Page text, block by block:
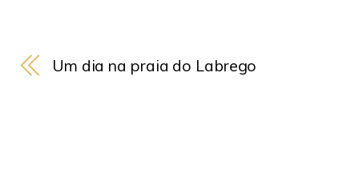
Um dia na praia do Labrego